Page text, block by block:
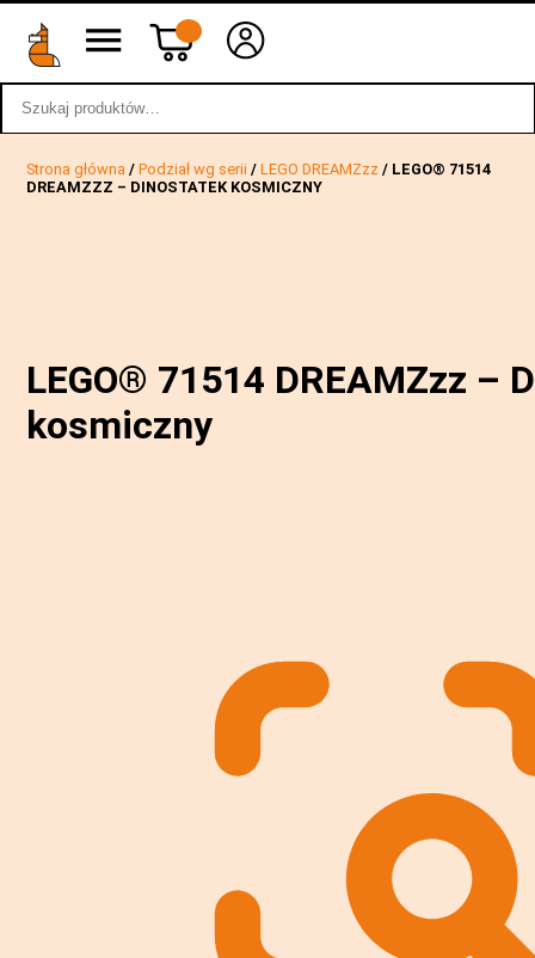
wstecz
Strona główna /Podział wg serii /LEGO DREAMZzz / LEGO® 71514
DREAMZZZ – DINOSTATEK KOSMICZNY
LEGO® 71514 DREAMZzz –
kosmiczny